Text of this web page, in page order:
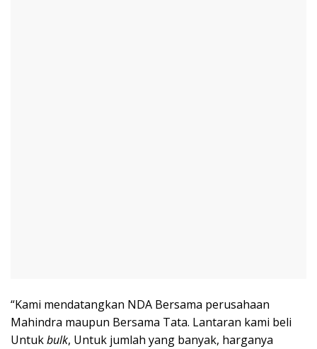
“Kami mendatangkan NDA Bersama perusahaan
Mahindra maupun Bersama Tata. Lantaran kami beli
Untukbulk, Untuk jumlah yang banyak, harganya